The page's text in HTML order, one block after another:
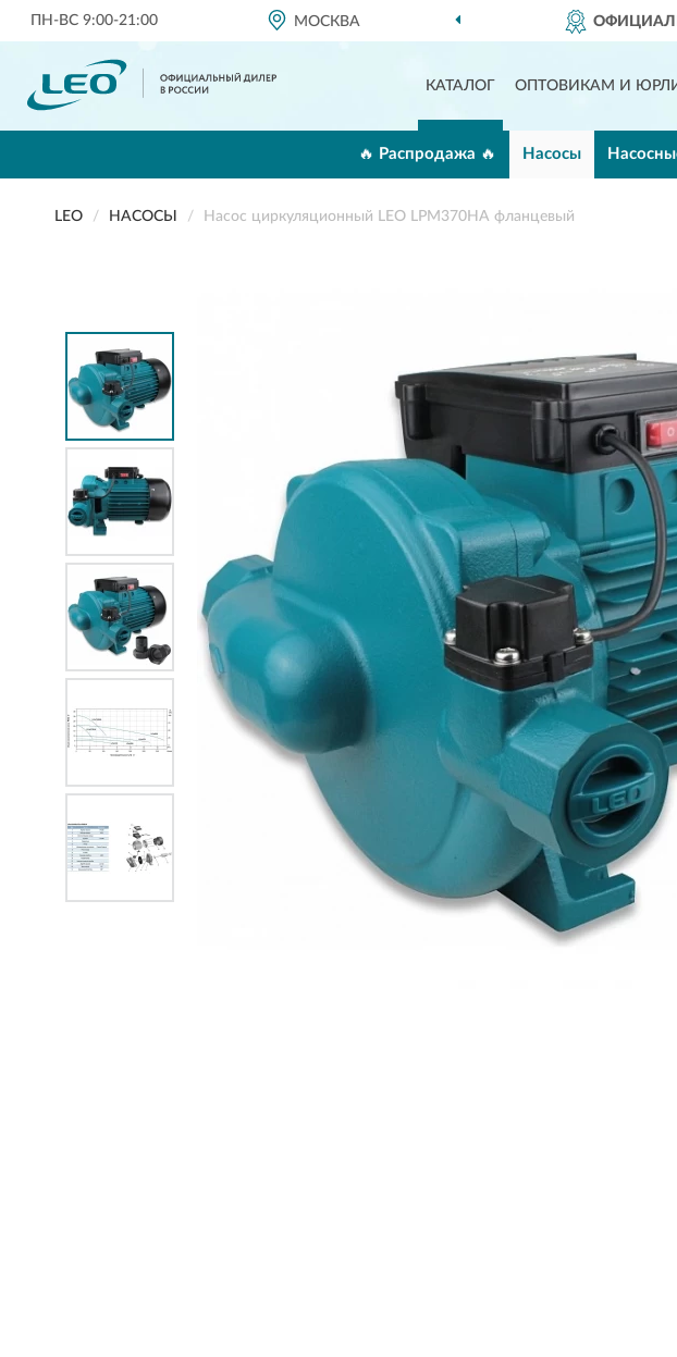
ПН-ВС 9:00-21:00 МОСКВА
КАТАЛОГ ОПТОВИКАМ И
🔥 Распродажа 🔥 Насосы
LEO НАСОСЫ Насос циркуляционный LEO LPM370HA фланцевый